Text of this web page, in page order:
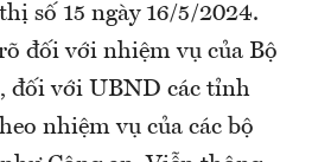
số 15 ngày 16/5/2024.
đối với nhiệm vụ của Bộ
đối với UBND các tỉnh
nhiệm vụ của các bộ